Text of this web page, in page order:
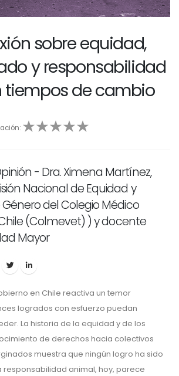
sobre equidad,
y responsabilidad
tiempos de cambio
4 5
- Dra. Ximena Martínez,
Nacional de Equidad y
del Colegio Médico
(Colmevet) ) y docente
Mayor
en Chile reactiva un temor
logrados con esfuerzo puedan
La historia de la equidad y de los
de derechos hacia colectivos
muestra que ningún logro ha sido
responsabilidad animal, hoy, parece